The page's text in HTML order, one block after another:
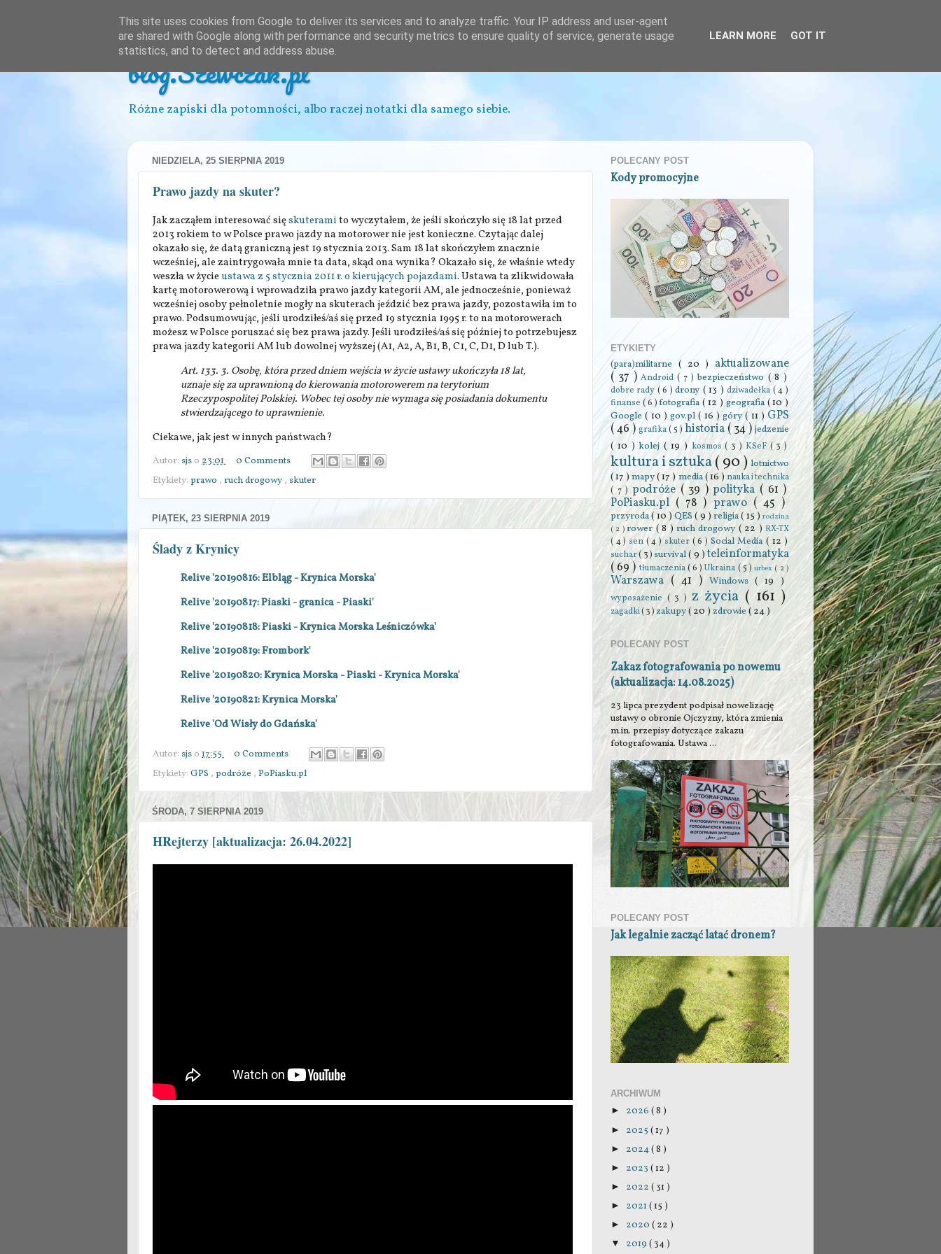
blog.Szewczak.pl
Różne zapiski dla potomności, albo raczej notatki dla samego siebie.
NIEDZIELA, 25 SIERPNIA 2019
Prawo jazdy na skuter?
Jak zacząłem interesować sięskuteramito wyczytałem, że jeśli skończyło się 18 lat przed
2013 rokiem to w Polsce prawo jazdy na motorower nie jest konieczne. Czytając dalej
okazało się, że datą graniczną jest 19 stycznia 2013. Sam 18 lat skończyłem znacznie
wcześniej, ale zaintrygowała mnie ta data, skąd ona wynika? Okazało się, że właśnie wtedy
weszła w życieustawa z 5 stycznia 2011 r. o kierujących pojazdami. Ustawa ta zlikwidowała
kartę motorowerową i wprowadziła prawo jazdy kategorii AM, ale jednocześnie, ponieważ
wcześniej osoby pełnoletnie mogły na skuterach jeździć bez prawa jazdy, pozostawiła im to
prawo. Podsumowując, jeśli urodziłeś/aś się przed 19 stycznia 1995 r. to na motorowerach
możesz w Polsce poruszać się bez prawa jazdy. Jeśli urodziłeś/aś się później to potrzebujesz
prawa jazdy kategorii AM lub dowolnej wyższej (A1, A2, A, B1, B, C1, C, D1, D lub T.).
Art. 133. 3. Osobę, która przed dniem wejścia w życie ustawy ukończyła 18 lat,
uznaje się za uprawnioną do kierowania motorowerem na terytorium
Rzeczypospolitej Polskiej. Wobec tej osoby nie wymaga się posiadania dokumentu
stwierdzającego to uprawnienie.
Ciekawe, jak jest w innych państwach?
Autor: sjs o 23:01
0 Comments
Etykiety: prawo , ruch drogowy , skuter
PIĄTEK, 23 SIERPNIA 2019
Ślady z Krynicy
Relive '20190816: Elbląg - Krynica Morska'
Relive '20190817: Piaski - granica - Piaski'
Relive '20190818: Piaski - Krynica Morska Leśniczówka'
Relive '20190819: Frombork'
Relive '20190820: Krynica Morska - Piaski - Krynica Morska'
Relive '20190821: Krynica Morska'
Relive 'Od Wisły do Gdańska'
Autor: sjs o 17:55
0 Comments
Etykiety: GPS , podróże , PoPiasku.pl
ŚRODA, 7 SIERPNIA 2019
HRejterzy [aktualizacja: 26.04.2022]
POLECANY POST
Kody promocyjne
ETYKIETY
(para)militarne ( 20 ) aktualizowane
( 37 )Android( 7 )bezpieczeństwo ( 8 )
dobre rady ( 6 )drony ( 13 )dziwadełka ( 4 )
finanse ( 6 )fotografia( 12 ) geografia ( 10 )
Google( 10 ) gov.pl( 16 ) góry( 11 ) GPS
( 46 ) grafika( 5 ) historia ( 34 ) jedzenie
( 10 )kolej( 19 ) kosmos( 3 ) KSeF ( 3 )
kultura i sztuka( 90 ) lotnictwo
( 17 )mapy( 17 ) media( 16 ) nauka i technika
( 7 ) podróże ( 39 )polityka ( 61 )
PoPiasku.pl ( 78 ) prawo ( 45 )
przyroda( 10 ) QES( 9 ) religia( 15 ) rodzina
( 2 )rower ( 8 ) ruch drogowy ( 22 )RX-TX
( 4 ) sen ( 4 ) skuter ( 6 ) Social Media ( 12 )
suchar( 3 ) survival( 9 )teleinformatyka
( 69 ) tłumaczenia( 6 )Ukraina ( 5 )urbex( 2 )
Warszawa ( 41 ) Windows( 19 )
wyposażenie ( 3 ) z życia ( 161 )
zagadki( 3 )zakupy( 20 ) zdrowie ( 24 )
POLECANY POST
Zakaz fotografowania po nowemu
(aktualizacja: 14.08.2025)
23 lipca prezydent podpisał nowelizację
ustawy o obronie Ojczyzny, która zmienia
m.in. przepisy dotyczące zakazu
fotografowania. Ustawa ...
POLECANY POST
Jak legalnie zacząć latać dronem?
ARCHIWUM
► 2026 ( 8 )
► 2025 ( 17 )
► 2024( 8 )
► 2023 ( 12 )
► 2022 ( 31 )
► 2021 ( 15 )
► 2020 ( 22 )
▼ 2019 ( 34 )
This site uses cookies from Google to deliver its services and to analyze traffic. Your IP address and user-agent
are shared with Google along with performance and security metrics to ensure quality of service, generate usage
statistics, and to detect and address abuse.
LEARN MORE GOT IT